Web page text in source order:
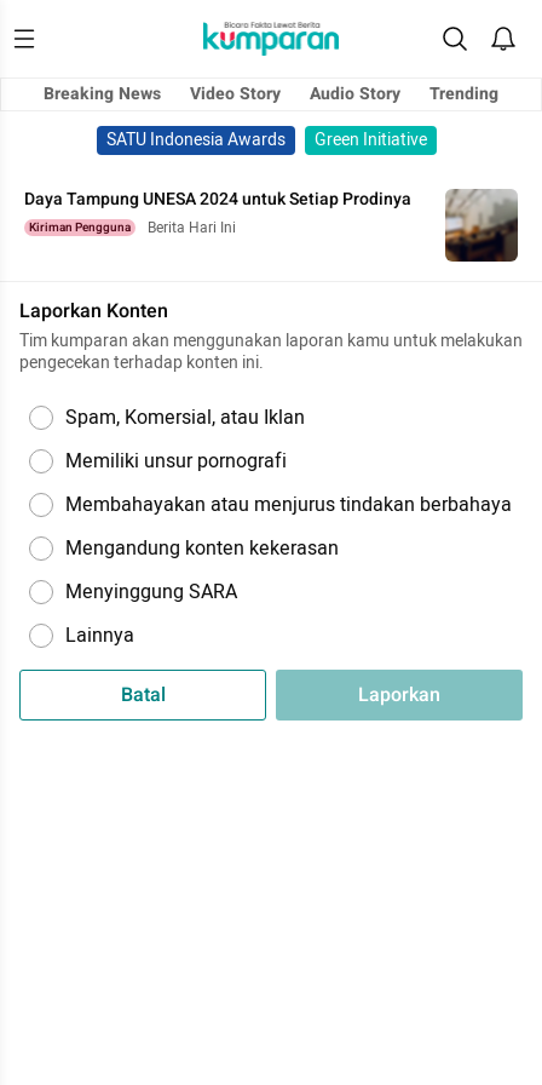
Breaking News Video Story Audio Story
Trending
SATU Indonesia Awards
Green Initiative
Daya Tampung UNESA 2024 untuk Setiap Prodinya
Kiriman Pengguna Berita Hari Ini
Laporkan Konten
Tim kumparan akan menggunakan laporan kamu untuk melakukan
pengecekan terhadap konten ini.
Spam, Komersial, atau Iklan
Memiliki unsur pornografi
Membahayakan atau menjurus tindakan berbahaya
Mengandung konten kekerasan
Menyinggung SARA
Lainnya
Batal Laporkan